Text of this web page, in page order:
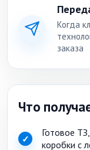
Когда
заказа
Что
✓
Готовое
коробки с